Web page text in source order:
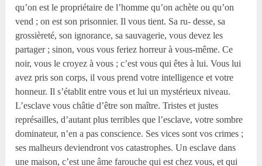
qu’on est le propriétaire de l’homme qu’on achète ou qu’on
vend ; on est son prisonnier. Il vous tient. Sa ru- desse, sa
grossièreté, son ignorance, sa sauvagerie, vous devez les
partager ; sinon, vous vous feriez horreur à vous-même. Ce
noir, vous le croyez à vous ; c’est vous qui êtes à lui. Vous lui
avez pris son corps, il vous prend votre intelligence et votre
honneur. Il s’établit entre vous et lui un mystérieux niveau.
L’esclave vous châtie d’être son maître. Tristes et justes
représailles, d’autant plus terribles que l’esclave, votre sombre
dominateur, n’en a pas conscience. Ses vices sont vos crimes ;
ses malheurs deviendront vos catastrophes. Un esclave dans
une maison, c’est une âme farouche qui est chez vous, et qui